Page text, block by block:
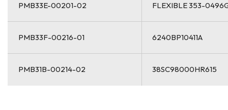
PMB33E-00201-02 FLEXIBLE 353-
PMB33F-00216-01 6240BP10411A
PMB31B-00214-02 38SC98000HR615